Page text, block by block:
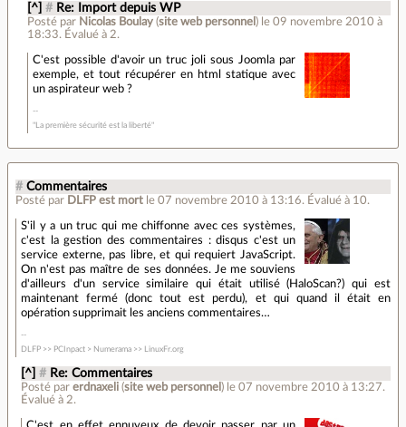
[^] # Re: Import depuis WP
Posté par Nicolas Boulay(site web personnel ) le 09 novembre 2010 à
18:33. Évalué à 2.
C'est possible d'avoir un truc joli sous Joomla par
exemple, et tout récupérer en html statique avec
un aspirateur web ?
"La première sécurité est la liberté"
# Commentaires
Posté par DLFP est mort le 07 novembre 2010 à 13:16. Évalué à 10.
S'il y a un truc qui me chiffonne avec ces systèmes,
c'est la gestion des commentaires : disqus c'est un
service externe, pas libre, et qui requiert JavaScript.
On n'est pas maître de ses données. Je me souviens
d'ailleurs d'un service similaire qui était utilisé (HaloScan?) qui est
maintenant fermé (donc tout est perdu), et qui quand il était en
opération supprimait les anciens commentaires…
DLFP >> PCInpact > Numerama >> LinuxFr.org
[^] # Re: Commentaires
Posté parerdnaxeli (site web personnel ) le 07 novembre 2010 à 13:27.
Évalué à 2.